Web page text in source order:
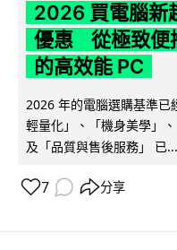
2026 買電腦新
優惠 從極致便
的高效能 PC
2026 年的電腦選購基準已
輕量化」、「機身美學」
及「品質與售後服務」 已...
7 分享